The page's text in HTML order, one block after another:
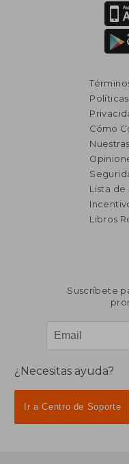
Cómo
Lista de
Libros
Suscríbete
¿Necesitas ayuda?
Ir a Centro de Soporte